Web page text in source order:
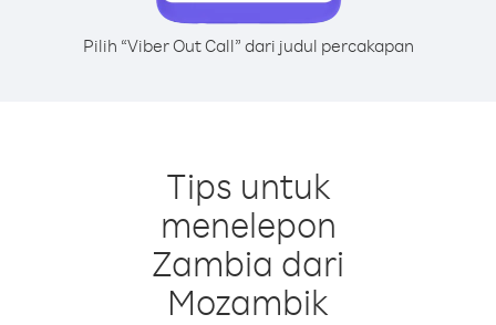
Pilih “Viber Out Call” dari judul percakapan
Tips untuk
menelepon
Zambia dari
Mozambik